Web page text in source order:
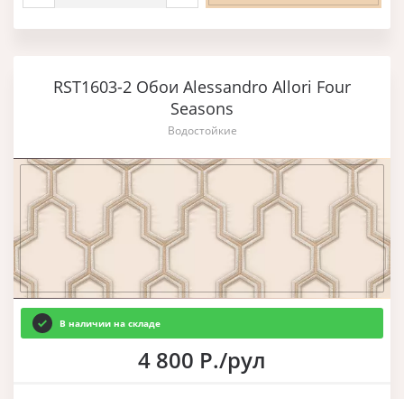
RST1603-2 Обои Alessandro Allori Four
Seasons
Водостойкие
В наличии на складе
4 800 Р./рул